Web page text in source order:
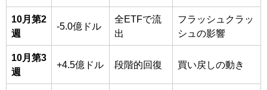
10月第2
週
-5.0億ドル
全ETFで流
出
フラッシュクラッ
シュの影響
10月第3
週
+4.5億ドル 段階的回復 買い戻しの動き